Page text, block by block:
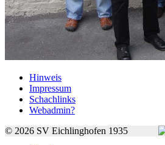
Hinweis
Impressum
Schachlinks
Webadmin?
© 2026 SV Eichlinghofen 1935